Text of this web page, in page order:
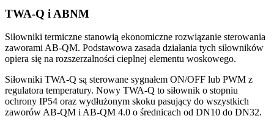
TWA-Q i ABNM
Siłowniki termiczne stanowią ekonomiczne rozwiązanie sterowania
zaworami AB-QM. Podstawowa zasada działania tych siłowników
opiera się na rozszerzalności cieplnej elementu woskowego.
Siłowniki TWA-Q są sterowane sygnałem ON/OFF lub PWM z
regulatora temperatury. Nowy TWA-Q to siłownik o stopniu
ochrony IP54 oraz wydłużonym skoku pasujący do wszystkich
zaworów AB-QM i AB-QM 4.0 o średnicach od DN10 do DN32.